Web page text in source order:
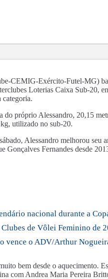
CEMIG-Exército-Futel-MG)
Loterias Caixa Sub-20,
categoria.
do próprio Alessandro, 20,15
utilizado no sub-20.
Alessandro melhorou
Gonçalves Fernandes desde
nacional durante a
de Vôlei Feminino de
vence o ADV/Arthur
bem desde o aquecimento.
com Andrea Maria Pereira